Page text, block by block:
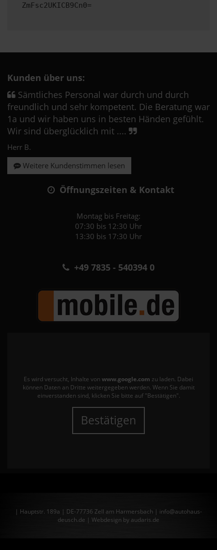
ZmFsc2UKICB9Cn0=
Kunden über uns:
Sämtliches Personal war durch und durch
freundlich und sehr kompetent. Die Beratung war
1a und wir haben uns in besten Händen gefühlt.
Wir sind überglücklich mit ....
Herr B.
Weitere Kundenstimmen lesen
Öffnungszeiten & Kontakt
Montag bis Freitag:
07:30 bis 12:30 Uhr
13:30 bis 17:30 Uhr
+49 7835 - 540394 0
Es wird versucht, Inhalte von www.google.com zu laden. Dabei
können Daten an Dritte weitergegeben werden. Wenn Sie damit
einverstanden sind, klicken Sie bitte auf "Bestätigen".
Bestätigen
| Hauptstr. 189a | DE-77736 Zell am Harmersbach | info@autohaus-
deusch.de | Webdesign by audaris.de